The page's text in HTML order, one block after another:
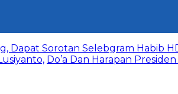
Dapat Sorotan Selebgram Habib
Do’a Dan Harapan